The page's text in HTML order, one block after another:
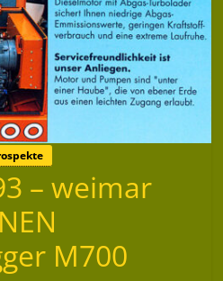
– weimar
M700